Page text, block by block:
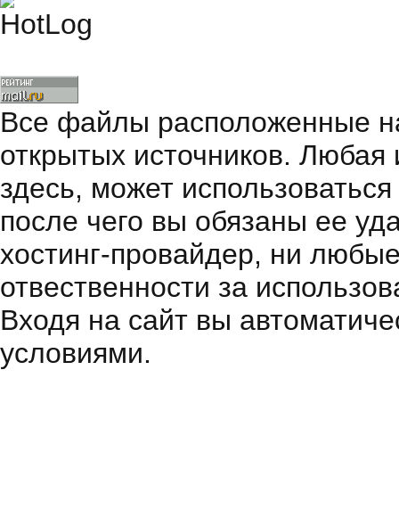
Все файлы расположенные
открытых источников.
здесь, может
после чего вы обязаны ее
хостинг-провайдер, ни
отвественности за
Входя на сайт вы
условиями.